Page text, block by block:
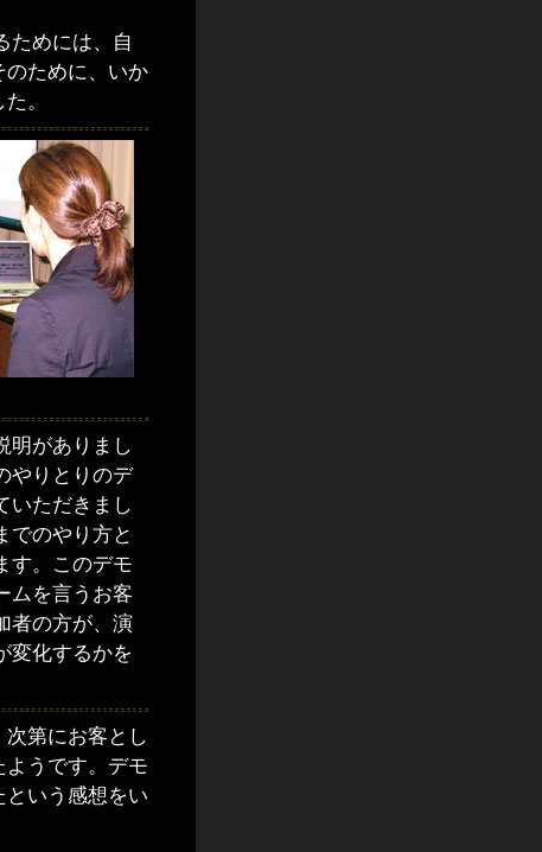
ためには、自
のために、いか
。
明がありまし
やりとりのデ
いただきまし
でのやり方と
す。このデモ
ムを言うお客
者の方が、演
変化するかを
第にお客とし
うです。デモ
いう感想をい